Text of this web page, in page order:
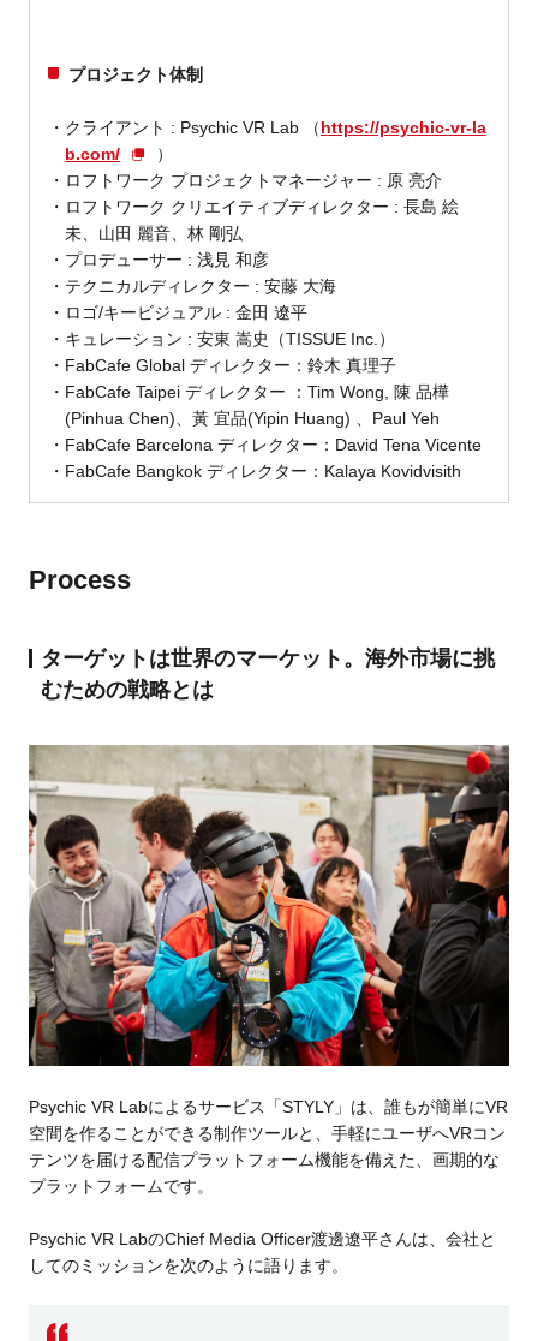
プロジェクト体制
クライアント : Psychic VR Lab （https://psychic-vr-la
b.com/
）
ロフトワーク プロジェクトマネージャー : 原 亮介
ロフトワーク クリエイティブディレクター : 長島 絵
未、山田 麗音、林 剛弘
プロデューサー : 浅見 和彦
テクニカルディレクター : 安藤 大海
ロゴ/キービジュアル : 金田 遼平
キュレーション : 安東 嵩史（TISSUE Inc.）
FabCafe Global ディレクター：鈴木 真理子
FabCafe Taipei ディレクター ：Tim Wong, 陳 品樺
(Pinhua Chen)、黃 宜品(Yipin Huang) 、Paul Yeh
FabCafe Barcelona ディレクター：David Tena Vicente
FabCafe Bangkok ディレクター：Kalaya Kovidvisith
Process
ターゲットは世界のマーケット。海外市場に挑
むための戦略とは
Psychic VR Labによるサービス「STYLY」は、誰もが簡単にVR
空間を作ることができる制作ツールと、手軽にユーザへVRコン
テンツを届ける配信プラットフォーム機能を備えた、画期的な
プラットフォームです。
Psychic VR LabのChief Media Officer渡邊遼平さんは、会社と
してのミッションを次のように語ります。